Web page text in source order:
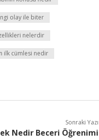
olay ile biter
nelerdir
ilk cümlesi nedir
Sonraki Yazı
Nedir Beceri Öğrenimi